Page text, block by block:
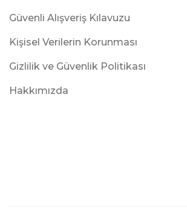
Güvenli Alışveriş Kılavuzu
Kişisel Verilerin Korunması
Gizlilik ve Güvenlik Politikası
Hakkımızda